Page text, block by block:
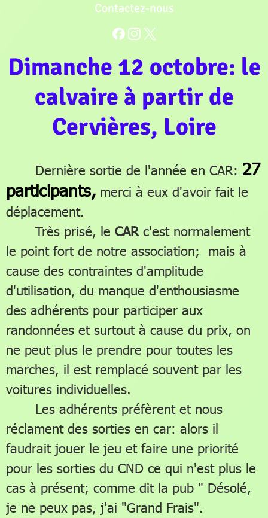
Contactez-nous
Dimanche 12 octobre: le
calvaire à partir de
Cervières, Loire
Dernière sortie de l'année en CAR: 27
participants, merci à eux d'avoir fait le
déplacement.
Très prisé, le CAR c'est normalement
le point fort de notre association; mais à
cause des contraintes d'amplitude
d'utilisation, du manque d'enthousiasme
des adhérents pour participer aux
randonnées et surtout à cause du prix, on
ne peut plus le prendre pour toutes les
marches, il est remplacé souvent par les
voitures individuelles.
Les adhérents préfèrent et nous
réclament des sorties en car: alors il
faudrait jouer le jeu et faire une priorité
pour les sorties du CND ce qui n'est plus le
cas à présent; comme dit la pub " Désolé,
je ne peux pas, j'ai "Grand Frais".